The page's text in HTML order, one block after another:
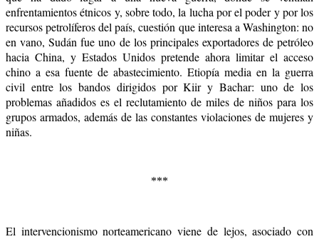
enfrentamientos étnicos y, sobre todo, la lucha por el poder y por los
recursos petrolíferos del país, cuestión que interesa a Washington: no
en vano, Sudán fue uno de los principales exportadores de petróleo
hacia China, y Estados Unidos pretende ahora limitar el acceso
chino a esa fuente de abastecimiento. Etiopía media en la guerra
civil entre los bandos dirigidos por Kiir y Bachar: uno de los
problemas añadidos es el reclutamiento de miles de niños para los
grupos armados, además de las constantes violaciones de mujeres y
niñas.
***
El intervencionismo norteamericano viene de lejos, asociado con